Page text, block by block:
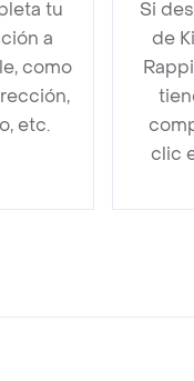
tu
a
como
etc.
Si
de
clic